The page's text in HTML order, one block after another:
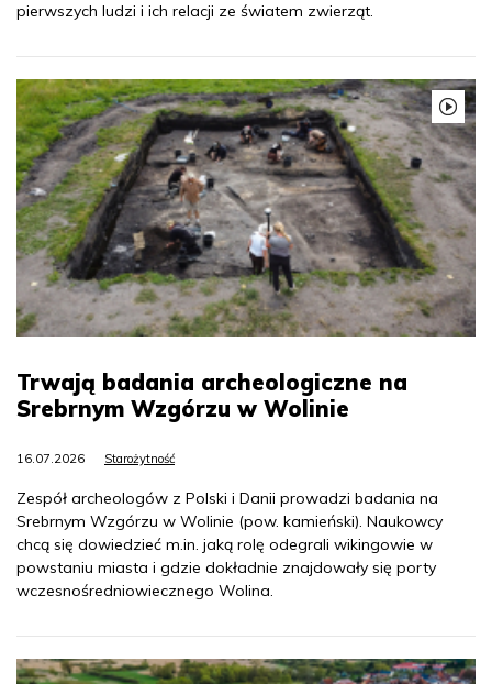
pierwszych ludzi i ich relacji ze światem zwierząt.
Trwają badania archeologiczne na
Srebrnym Wzgórzu w Wolinie
16.07.2026 Starożytność
Zespół archeologów z Polski i Danii prowadzi badania na
Srebrnym Wzgórzu w Wolinie (pow. kamieński). Naukowcy
chcą się dowiedzieć m.in. jaką rolę odegrali wikingowie w
powstaniu miasta i gdzie dokładnie znajdowały się porty
wczesnośredniowiecznego Wolina.